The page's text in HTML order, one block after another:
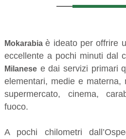
Residenza EDISON
Residenza EDISON 2.0
Residenza MACHIAVELLI
Mokarabiaè ideato per offrire
eccellente a pochi minuti dal
Milanesee dai servizi primari
elementari, medie e materna,
supermercato, cinema,
fuoco.
A pochi chilometri